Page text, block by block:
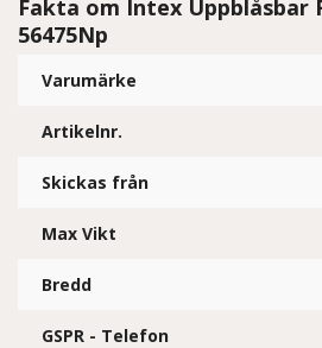
Fakta om Intex Uppblåsbar
56475Np
Varumärke
Artikelnr.
Skickas från
Max Vikt
Bredd
GSPR - Telefon